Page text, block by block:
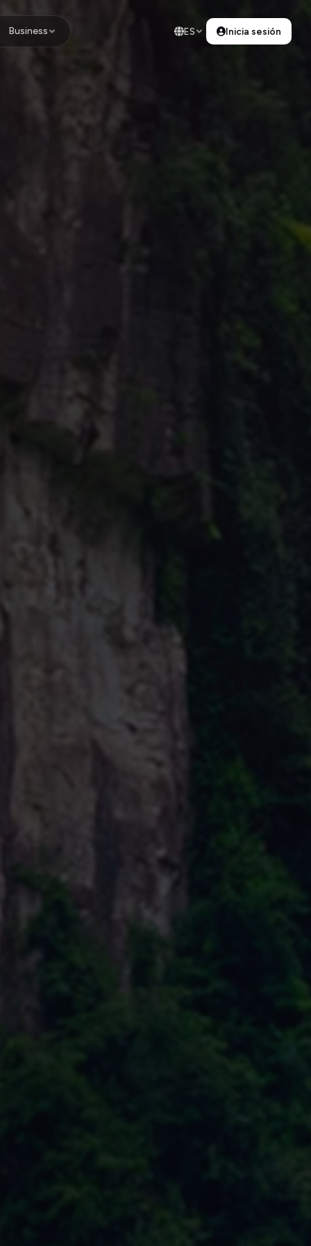
Business ES Inicia sesión